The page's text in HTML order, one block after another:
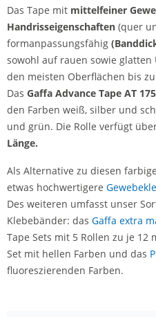
Das Tape mit mittelfeiner
Handrisseigenschaften (quer
formanpassungsfähig
sowohl auf rauen sowie glatten
den meisten Oberflächen bis zu
Das Gaffa Advance Tape AT
den Farben weiß, silber und
und grün. Die Rolle verfügt
Länge.
Als Alternative zu diesen
etwas hochwertigere
Des weiteren umfasst unser
Klebebänder: das Gaffa extra
Tape Sets mit 5 Rollen zu je 12
Set mit hellen Farben und das
fluoreszierenden Farben.